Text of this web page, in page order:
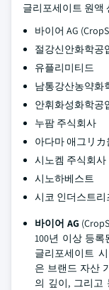
글리포세이트 원액
바이어 AG
절강신안화학공
유플리미티드
남통강산농약화
안휘화성화학공
누팜 주식회사
아다마 애그リ
시노켐 주식회사
시노하베스트
시코 인더스트
바이어 AG
100년 이상 등
글리포세이트
은 브랜드 자산
의 깊이, 그리고